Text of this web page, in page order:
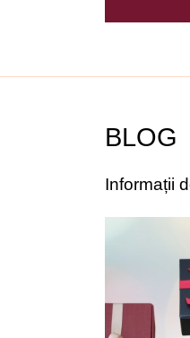
BLOG
Informații